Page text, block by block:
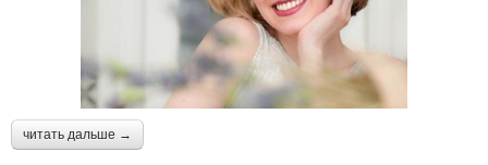
читать дальше →